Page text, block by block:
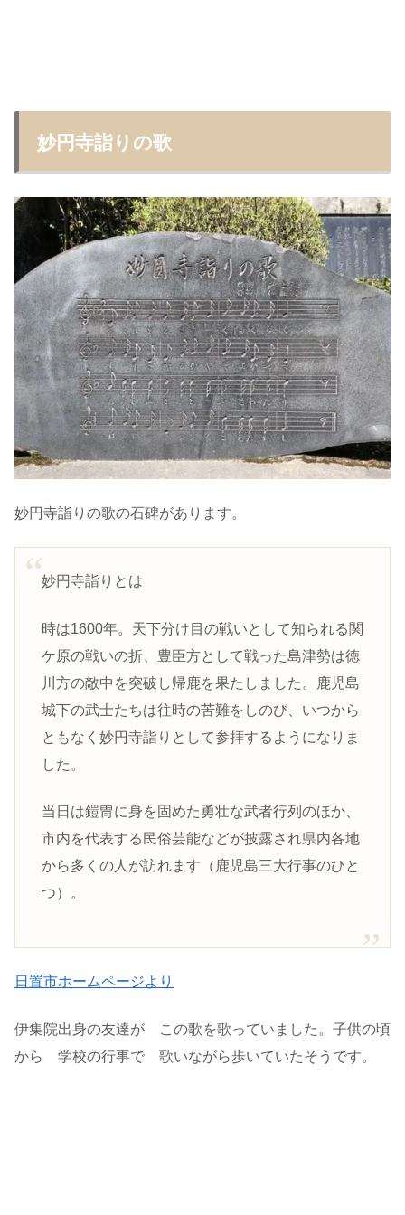
妙円寺詣りの歌
妙円寺詣りの歌の石碑があります。
妙円寺詣りとは
時は1600年。天下分け目の戦いとして知られる関
ケ原の戦いの折、豊臣方として戦った島津勢は徳
川方の敵中を突破し帰鹿を果たしました。鹿児島
城下の武士たちは往時の苦難をしのび、いつから
ともなく妙円寺詣りとして参拝するようになりま
した。
当日は鎧冑に身を固めた勇壮な武者行列のほか、
市内を代表する民俗芸能などが披露され県内各地
から多くの人が訪れます（鹿児島三大行事のひと
つ）。
日置市ホームページより
伊集院出身の友達が この歌を歌っていました。子供の頃
から 学校の行事で 歌いながら歩いていたそうです。